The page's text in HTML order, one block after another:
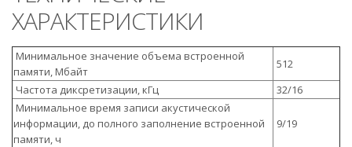
ХАРАКТЕРИСТИКИ
Минимальное значение объема встроенной
памяти, Мбайт
512
Частота диксретизации, кГц
32/16
Минимальное время записи акустической
информации, до полного заполнение встроенной
памяти, ч
9/19